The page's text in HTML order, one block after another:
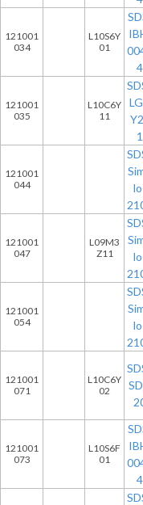
121001
034
L10S6Y
01
4
121001
035
L10C6Y
11
1
121001
044
121001
047
L09M3
Z11
121001
054
121001
071
L10C6Y
02
121001
073
L10S6F
01
4